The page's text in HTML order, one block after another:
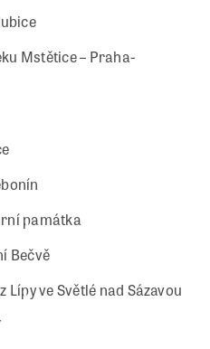
Mstětice – Praha-
památka
Bečvě
ve Světlé nad Sázavou